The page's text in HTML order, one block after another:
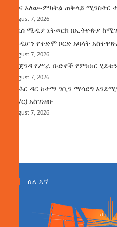
ሚና አለው-ምክትል ጠቅላይ ሚንስትር
August 7, 2026
አዲስ ሚዲያ ኔትወርክ በኢትዮጵያ
እንዲሆን የቀድሞ ቦርድ አባላት
August 7, 2026
የአጀንዳ የሥራ ቡድኖች የምክክር
August 7, 2026
የባሕር ዳር ከተማ ገቢን ማሳደግ
(ዶ/ር) አስገነዘቡ
August 7, 2026
ስለ እኛ